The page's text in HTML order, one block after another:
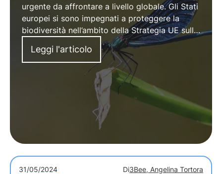
urgente da affrontare a livello globale. Gli Stati
europei si sono impegnati a proteggere la
biodiversità nell’ambito della Strategia UE sulla
biodiversità per il 2030, ma su 27 Stati solo 6
hanno notificato alla Commissione europea i
loro impegni.
Leggi l'articolo
31/05/2024 Di3Bee, Angelina Tortora